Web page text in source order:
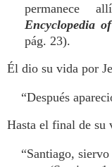
permanece
Encyclopedia
pág. 23).
Él dio su vida por
“Después
Hasta el final de su
“Santiago,